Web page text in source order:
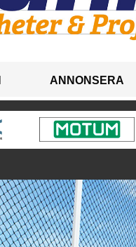
ANNONSERA